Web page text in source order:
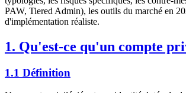
PAW, Tiered Admin), les outils du marché en
d'implémentation réaliste.
1. Qu'est-ce qu'un compte
1.1 Définition